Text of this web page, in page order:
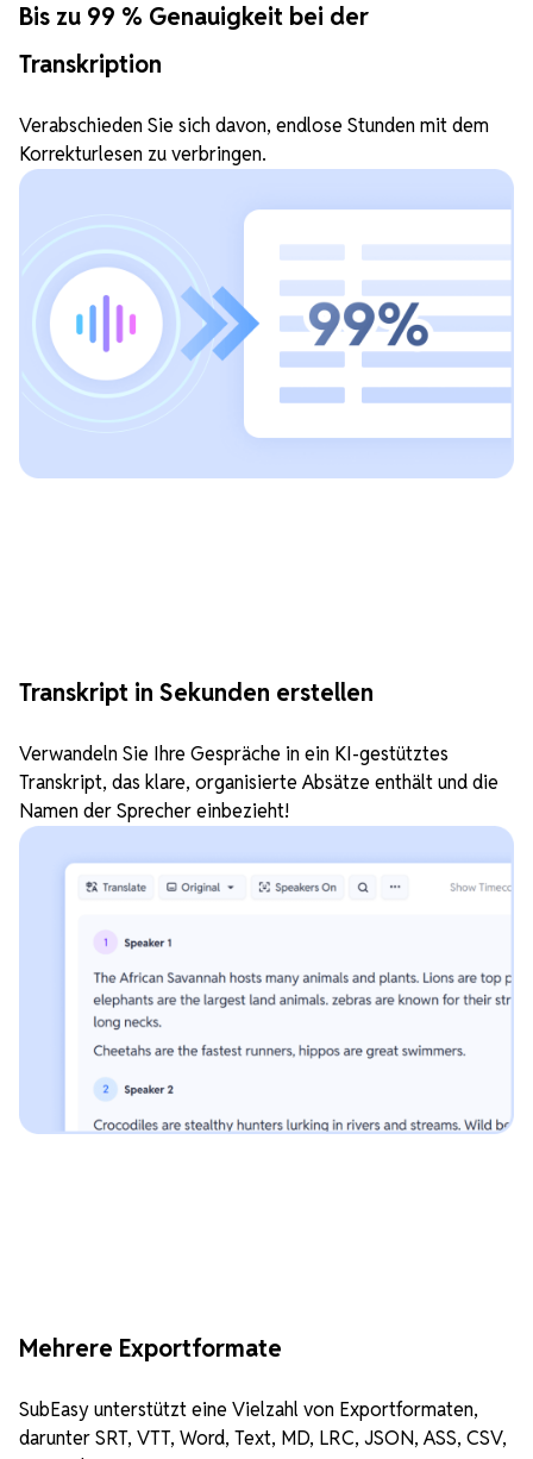
Bis zu 99 % Genauigkeit bei der
Transkription
Verabschieden Sie sich davon, endlose Stunden mit dem
Korrekturlesen zu verbringen.
Transkript in Sekunden erstellen
Verwandeln Sie Ihre Gespräche in ein KI-gestütztes
Transkript, das klare, organisierte Absätze enthält und die
Namen der Sprecher einbezieht!
Mehrere Exportformate
SubEasy unterstützt eine Vielzahl von Exportformaten,
darunter SRT, VTT, Word, Text, MD, LRC, JSON, ASS, CSV,